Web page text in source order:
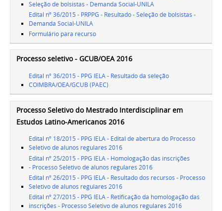
Seleção de bolsistas - Demanda Social-UNILA
Edital nº 36/2015 - PRPPG - Resultado - Seleção de bolsistas -
Demanda Social-UNILA
Formulário para recurso
Processo seletivo - GCUB/OEA 2016
Edital nº 36/2015 - PPG IELA - Resultado da seleção
COIMBRA/OEA/GCUB (PAEC)
Processo Seletivo do Mestrado Interdisciplinar em
Estudos Latino-Americanos 2016
Edital nº 18/2015 - PPG IELA - Edital de abertura do Processo
Seletivo de alunos regulares 2016
Edital nº 25/2015 - PPG IELA - Homologação das inscrições
- Processo Seletivo de alunos regulares 2016
Edital nº 26/2015 - PPG IELA - Resultado dos recursos - Processo
Seletivo de alunos regulares 2016
Edital nº 27/2015 - PPG IELA - Retificação da homologação das
inscrições - Processo Seletivo de alunos regulares 2016